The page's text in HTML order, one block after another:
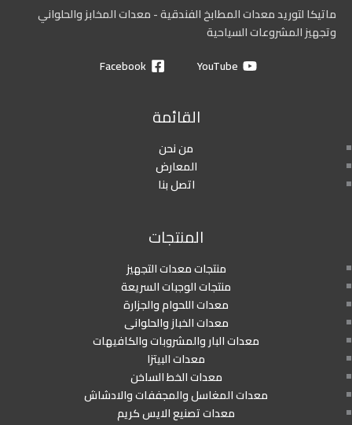
ماتيكا لتوريد معدات المطابخ الفندقية - معدات المخابز والحلواني
وتجهيز المشروعات السياحية
YouTube
Facebook
القائمة
من نحن
المعارض
اتصل بنا
المنتجات
منتجات معدات التجهيز
منتجات الوجبات السريعة
معدات اللحوام والجزارة
معدات الخباز والحلوانى
معدات البار والمشروبات والكافيهات
معدات البيتزا
معدات الخط الساخن
معدات المغاسل والمجففات والادشاش
معدات تصنيع الايس كريم